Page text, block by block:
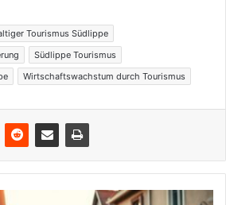
Tourismus Südlippe
Südlippe Tourismus
Wirtschaftswachstum durch Tourismus